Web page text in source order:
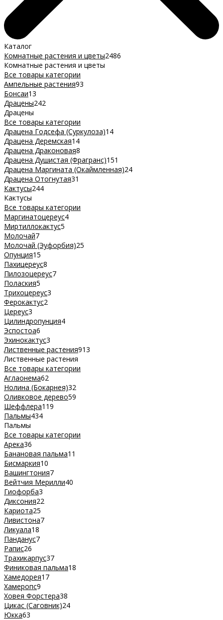
Каталог
Комнатные растения и цветы2486
Комнатные растения и цветы
Все товары категории
Ампельные растения93
Бонсаи13
Драцены242
Драцены
Все товары категории
Драцена Годсефа (Суркулоза)14
Драцена Деремская14
Драцена Драконовая8
Драцена Душистая (Фрагранс)151
Драцена Маргината (Окаймленная)24
Драцена Отогнутая31
Кактусы244
Кактусы
Все товары категории
Маргинатоцереус4
Миртиллокактус5
Молочай7
Молочай (Эуфорбия)25
Опунция15
Пахицереус8
Пилозоцереус7
Полаския5
Трихоцереус3
Ферокактус2
Цереус3
Цилиндропунция4
Эспостоа6
Эхинокактус3
Лиственные растения913
Лиственные растения
Все товары категории
Аглаонема62
Нолина (Бокарнея)32
Оливковое дерево59
Шеффлера119
Пальмы434
Пальмы
Все товары категории
Арека36
Банановая пальма11
Бисмаркия10
Вашингтония7
Вейтчия Мерилли40
Гиофорба3
Диксония22
Кариота25
Ливистона7
Ликуала18
Панданус7
Рапис26
Трахикарпус37
Финиковая пальма18
Хамедорея17
Хамеропс9
Ховея Форстера38
Цикас (Саговник)24
Юкка63